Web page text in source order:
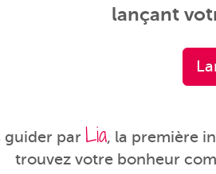
lançant
guider par Lia, la première
trouvez votre bonheur